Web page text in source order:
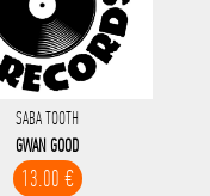
SABA TOOTH
GWAN GOOD
13.00 €